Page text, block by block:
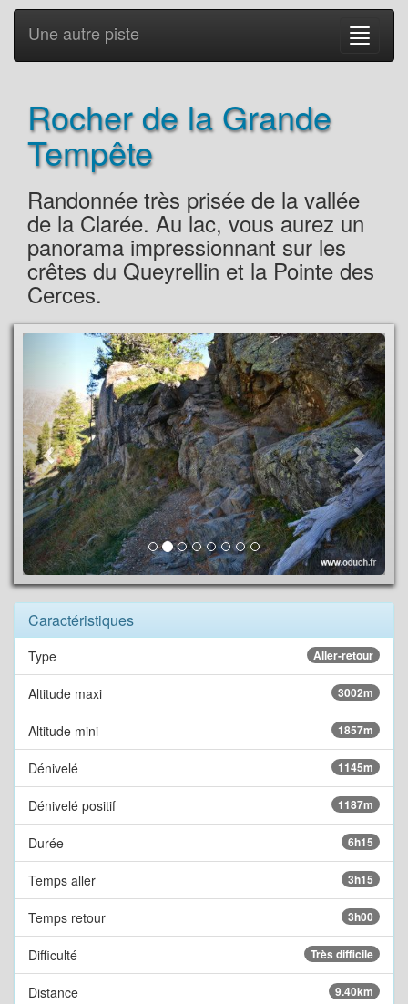
Une autre piste
Rocher de la Grande
Tempête
Randonnée très prisée de la vallée
de la Clarée. Au lac, vous aurez un
panorama impressionnant sur les
crêtes du Queyrellin et la Pointe des
Cerces.
Caractéristiques
Type Aller-retour
Altitude maxi 3002m
Altitude mini 1857m
Dénivelé 1145m
Dénivelé positif 1187m
Durée 6h15
Temps aller 3h15
Temps retour 3h00
Difficulté Très difficile
Distance 9.40km